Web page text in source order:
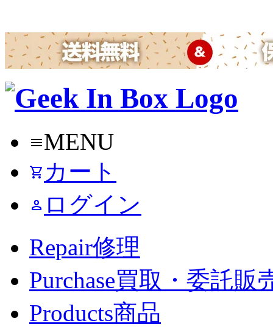
menuMENU
shopping_cart カート
person ログイン
Repair修理
Purchase買取・委託販
Products商品